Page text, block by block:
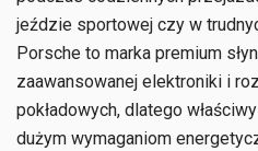
jeździe sportowej czy w
Porsche to marka premium
zaawansowanej elektroniki i
pokładowych, dlatego
dużym wymaganiom